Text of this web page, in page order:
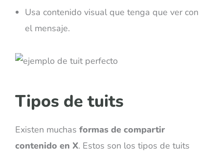
Usa contenido visual que tenga que ver con
el mensaje.
Tipos de tuits
Existen muchasformas de compartir
contenido en X. Estos son los tipos de tuits